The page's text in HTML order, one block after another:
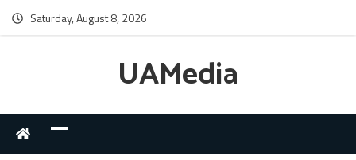
Saturday, August 8, 2026
UAMedia